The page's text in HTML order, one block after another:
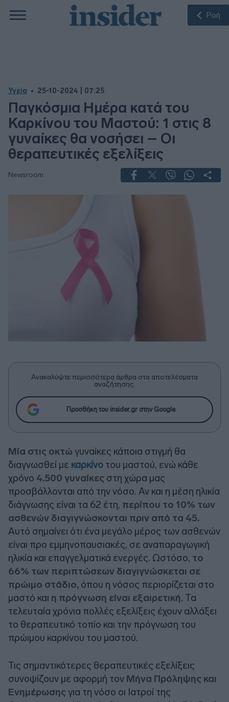
Ροή
Υγεία 25-10-2024 | 07:25
Παγκόσμια Ημέρα κατά του
Καρκίνου του Μαστού: 1 στις 8
γυναίκες θα νοσήσει – Οι
θεραπευτικές εξελίξεις
Newsroom
Ανακαλύψτε περισσότερα άρθρα στα αποτελέσματα
αναζήτησης.
Προσθήκη του insider.gr στην Google
Μία στις οκτώ γυναίκες κάποια στιγμή θα
διαγνωσθεί με καρκίνο του μαστού, ενώ κάθε
χρόνο 4.500 γυναίκες στη χώρα μας
προσβάλλονται από την νόσο. Αν και η μέση ηλικία
διάγνωσης είναι τα 62 έτη, περίπου το 10% των
ασθενών διαγιγνώσκονται πριν από τα 45.
Αυτό σημαίνει ότι ένα μεγάλο μέρος των ασθενών
είναι προ εμμηνοπαυσιακές, σε αναπαραγωγική
ηλικία και επαγγελματικά ενεργές. Ωστόσο, το
66% των περιπτώσεων διαγιγνώσκεται σε
πρώιμο στάδιο, όπου η νόσος περιορίζεται στο
μαστό και η πρόγνωση είναι εξαιρετική. Τα
τελευταία χρόνια πολλές εξελίξεις έχουν αλλάξει
το θεραπευτικό τοπίο και την πρόγνωση του
πρώιμου καρκίνου του μαστού.
Τις σημαντικότερες θεραπευτικές εξελίξεις
συνοψίζουν με αφορμή τον Μήνα Πρόληψης και
Ενημέρωσης για τη νόσο οι Ιατροί της